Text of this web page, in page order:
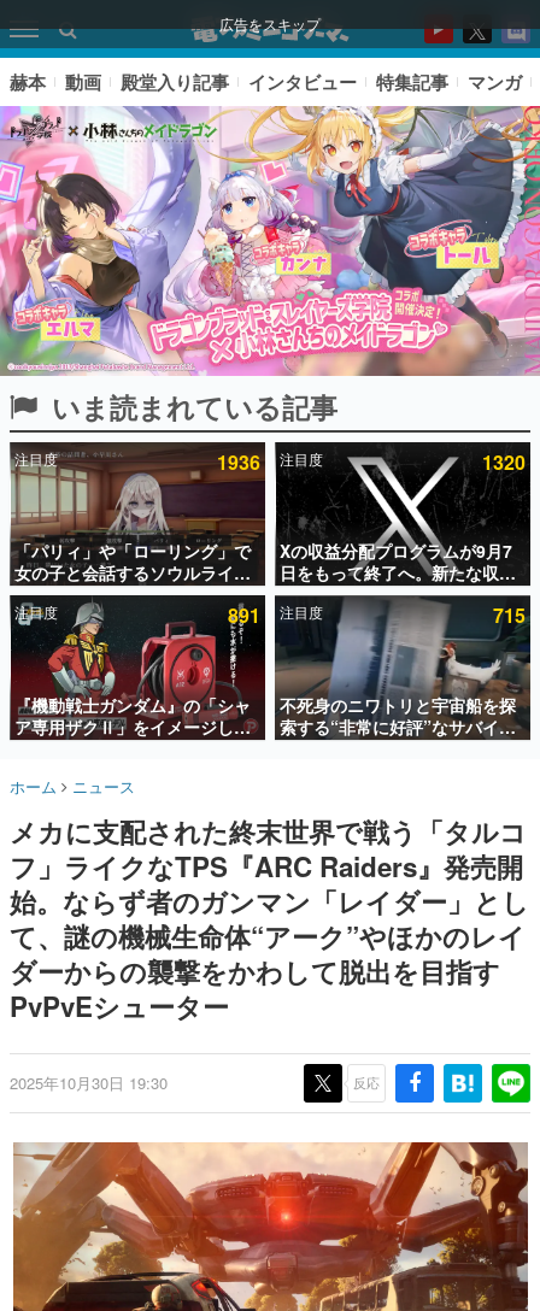
広告をスキップ
ピックアップ
電ファミのいま読まれている記事ランキング
アプリセール情報
インタビュー
連載・特集一覧
殿堂入り記事
SNS拡散数が数千以上！ ページビュー数万以上！ などな
ど。多くの人々に読まれた、電ファミ渾身の“殿堂入り”記
事をまとめました。
名作ゲームクリエイターの方々に製作時のエピソードをお
きます。
赫本
この物語を解いてはいけない。『赫本』は、〈試験問題〉
の形をした短編ホラー小説集です。
新世代に訊く
これからのデジタルゲーム市場を担う若きクリエイター達
の姿を追い、彼らのルーツと情熱を探っていきます。
ゲーム世代の作家たち
ゲームに多大な影響を受けた作家さんに取材し、ゲームが
日本のコンテンツ産業やカルチャーに与えた影響を探る企
画です。
日本モバイルゲーム産業史
日本のモバイルゲーム史における主要なトピック・タイト
ルを網羅するほか、開発者へのインタビューや識者による
解説を掲載。約20年の歴史が一望できる決定版！
若ゲのいたり〜ゲームクリエイターの青春〜
『うつヌケ』『ペンと箸』等で知られるマンガ家・田中圭
一先生によるゲーム業界レポートマンガです。
赫本 動画 殿堂入り記事 インタビュー 特集記事 マンガ
いま読まれている記事
注目度 1936
「パリィ」や「ローリング」で
女の子と会話するソウルライク
恋愛ゲーム『小早川さんはソウ
ルライク』無料公開。返事に失
敗すると「YOU DIED」
注目度 1320
Xの収益分配プログラムが9月7
日をもって終了へ。新たな収益
化制度「Original Content
Rewards Program」を発表
注目度 891
『機動戦士ガンダム』の「シャ
ア専用ザクⅡ」をイメージした
散水ホースリールが予約開始。
ークやジオン公国軍のエンブレ
注目度 715
不死身のニワトリと宇宙船を探
索する“非常に好評”なサバイバ
ルゲーム『Breathedge』が無
ホーム ニュース
メカに支配された終末世界で戦う「タルコ
フ」ライクなTPS『ARC Raiders』発売開
始。ならず者のガンマン「レイダー」とし
て、謎の機械生命体“アーク”やほかのレイ
ダーからの襲撃をかわして脱出を目指す
PvPvEシューター
2025年10月30日 19:30 反応